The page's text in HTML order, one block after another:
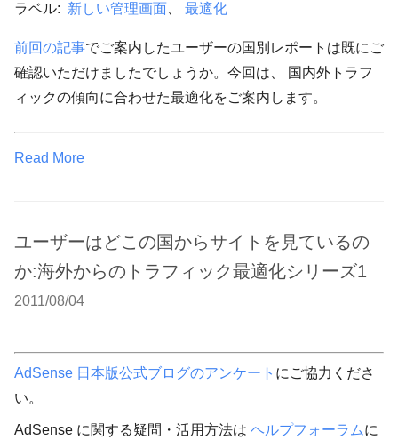
ラベル: 新しい管理画面 最適化
前回の記事でご案内したユーザーの国別レポートは既にご
確認いただけましたでしょうか。今回は、 国内外トラフ
ィックの傾向に合わせた最適化をご案内します。
Read More
ユーザーはどこの国からサイトを見ているの
か:海外からのトラフィック最適化シリーズ1
2011/08/04
AdSense 日本版公式ブログのアンケート にご協力くださ
い。
AdSense に関する疑問・活用方法は ヘルプフォーラムに